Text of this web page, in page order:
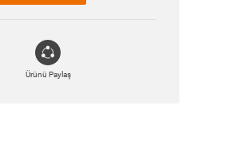
Ürünü Paylaş